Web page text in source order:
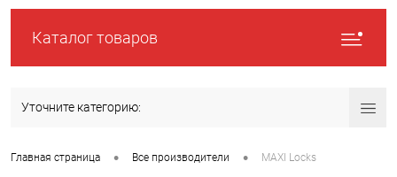
Каталог товаров
Уточните категорию:
Главная страница • Все производители • MAXI Locks